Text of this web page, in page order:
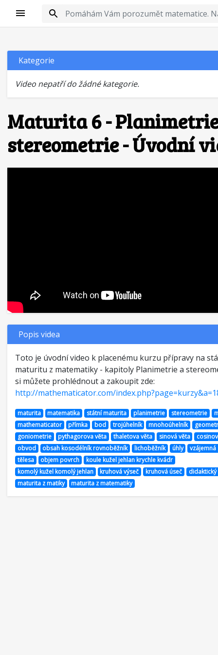
Maturita 6 -
stereometrie - Úvodní
Popis videa
Toto je úvodní video k placenému kurzu přípravy na
maturitu z matematiky - kapitoly Planimetrie a
si můžete prohlédnout a zakoupit zde:
http://mathematicator.com/
maturita matematika státní maturita planimetrie stereometrie
mathematicator
přímka bod trojúhelník mnohoúhelník
goniometrie
pythagorova věta thaletova věta sinová věta
obvod
obsah kosodélník rovnoběžník lichoběžník úhly
tělesa
objem povrch
koule kužel jehlan krychle kvádr
komolý kužel komolý jehlan
kruhová výseč kruhová úseč
didaktický
maturita z matiky
maturita z matematiky
Kategorie
Video nepatří do žádné kategorie.